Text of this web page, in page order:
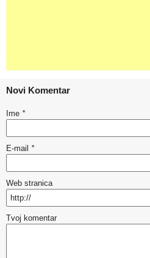
Novi Komentar
Ime *
E-mail *
Web stranica
Tvoj komentar